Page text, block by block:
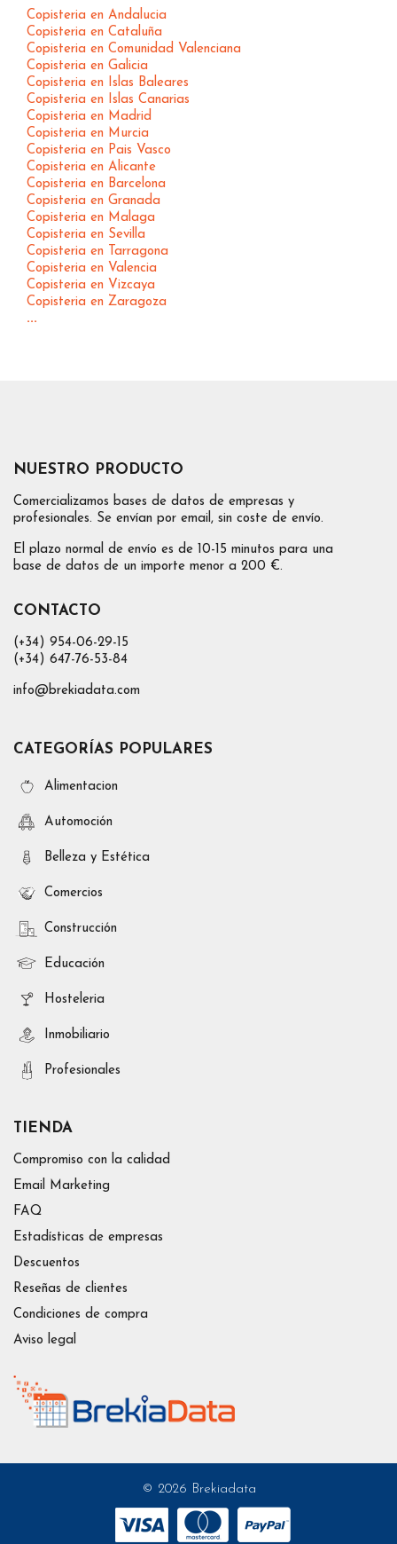
Copisteria en Andalucia
Copisteria en Cataluña
Copisteria en Comunidad Valenciana
Copisteria en Galicia
Copisteria en Islas Baleares
Copisteria en Islas Canarias
Copisteria en Madrid
Copisteria en Murcia
Copisteria en Pais Vasco
Copisteria en Alicante
Copisteria en Barcelona
Copisteria en Granada
Copisteria en Malaga
Copisteria en Sevilla
Copisteria en Tarragona
Copisteria en Valencia
Copisteria en Vizcaya
Copisteria en Zaragoza
...
NUESTRO PRODUCTO
Comercializamos bases de datos de empresas y
profesionales. Se envían por email, sin coste de envío.
El plazo normal de envío es de 10-15 minutos para una
base de datos de un importe menor a 200 €.
CONTACTO
(+34) 954-06-29-15
(+34) 647-76-53-84
info@brekiadata.com
CATEGORÍAS POPULARES
Alimentacion
Automoción
Belleza y Estética
Comercios
Construcción
Educación
Hosteleria
Inmobiliario
Profesionales
TIENDA
Compromiso con la calidad
Email Marketing
FAQ
Estadísticas de empresas
Descuentos
Reseñas de clientes
Condiciones de compra
Aviso legal
© 2026 Brekiadata